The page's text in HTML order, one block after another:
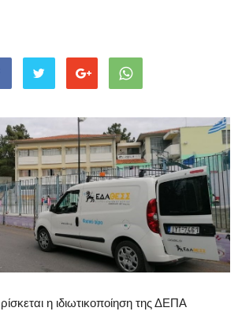
η ιδιωτικοποίηση της ΔΕΠΑ